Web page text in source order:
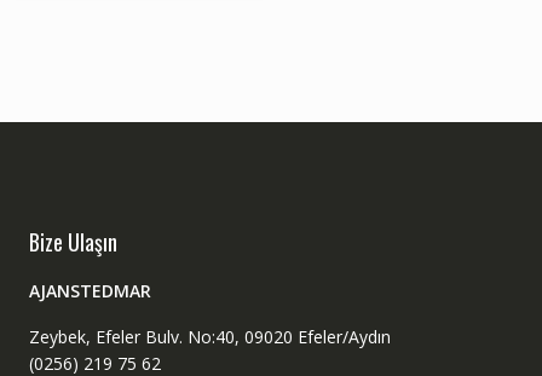
Bize Ulaşın
AJANSTEDMAR
Zeybek, Efeler Bulv. No:40, 09020 Efeler/Aydın
(0256) 219 75 62